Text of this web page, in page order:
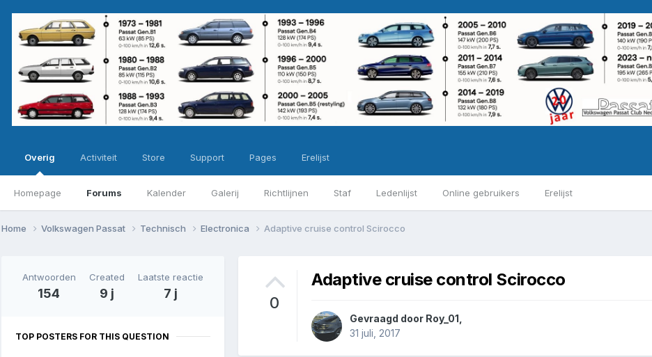
Overig
Homepage Forums Kalender Galerij Richtlijnen Staf Ledenlijst Online gebruikers Erelijst
Activiteit Store Support Pages Erelijst
Home Volkswagen Passat Technisch Electronica Adaptive cruise control Scirocco
Antwoorden
154
Created
9 j
Laatste reactie
7 j
TOP POSTERS FOR THIS QUESTION
0
Adaptive cruise control Scirocco
Gevraagd door Roy_01
31 juli, 2017